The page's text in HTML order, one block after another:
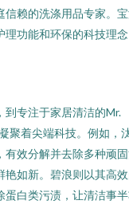
信赖的洗涤用品专家。
理功能和环保的科技理
到专注于家居清洁的Mr.
聚着尖端科技。例如，
有效分解并去除多种顽
艳如新。碧浪则以其高
蛋白类污渍，让清洁事